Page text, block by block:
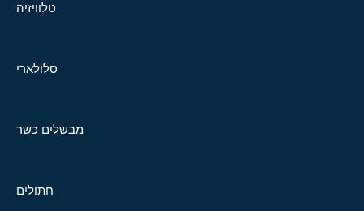
טלוויזיה
סלולארי
מבשלים כשר
חתולים